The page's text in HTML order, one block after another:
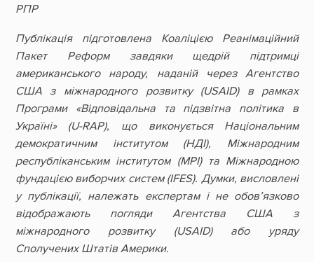
РПР
Публікація підготовлена Коаліцією Реанімаційний
Пакет Реформ завдяки щедрій підтримці
американського народу, наданій через Агентство
США з міжнародного розвитку (USAID) в рамках
Програми «Відповідальна та підзвітна політика в
Україні»(U-RAP), що виконується Національним
демократичним інститутом (НДІ), Міжнародним
республіканським інститутом (МРІ) та Міжнародною
фундацією виборчих систем (IFES). Думки, висловлені
у публікації, належать експертам і не обов’язково
відображають погляди Агентства США з
міжнародного розвитку (USAID) або уряду
Сполучених Штатів Америки.